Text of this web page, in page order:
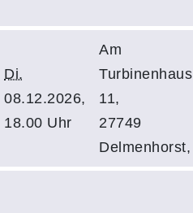
Di.
08.12.2026,
18.00 Uhr
Am
Turbinenhaus
11,
27749
Delmenhorst,